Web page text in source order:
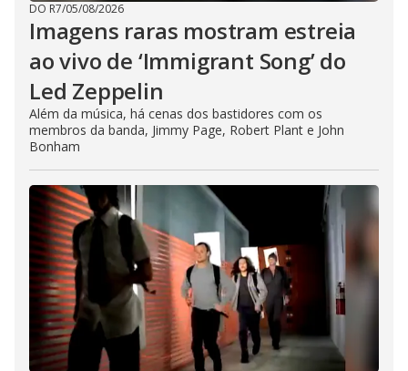
DO R7/05/08/2026
Imagens raras mostram estreia
ao vivo de ‘Immigrant Song’ do
Led Zeppelin
Além da música, há cenas dos bastidores com os
membros da banda, Jimmy Page, Robert Plant e John
Bonham